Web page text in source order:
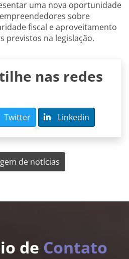
uma nova oportunidade
sobre
fiscal e aproveitamento
previstos na legislação.
nas redes
Twitter Linkedin
de notícias
de Contato